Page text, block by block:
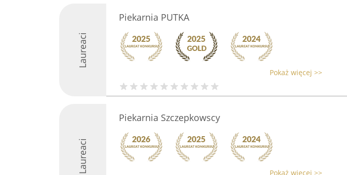
Laureaci
Piekarnia PUTKA
Pokaż więcej >>
Laureaci
Piekarnia Szczepkowscy
Pokaż więcej >>